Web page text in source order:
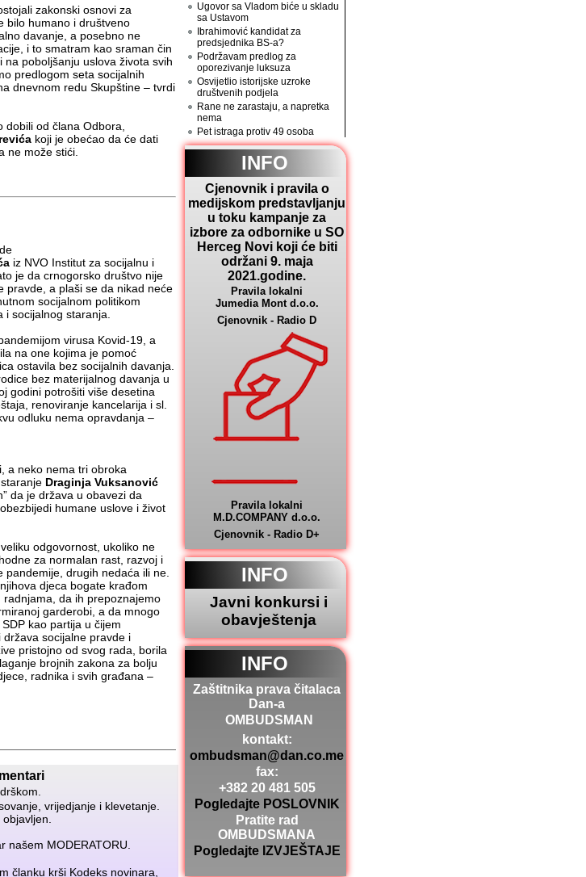
zakonski osnovi za
bilo humano i društveno
davanje, a posebno ne
i to smatram kao sraman čin
na poboljšanju uslova života svih
predlogom seta socijalnih
dnevnom redu Skupštine – tvrdi
od člana Odbora,
koji je obećao da će dati
ne može stići.
iz NVO Institut za socijalnu i
je da crnogorsko društvo nije
pravde, a plaši se da nikad neće
socijalnom politikom
socijalnog staranja.
virusa Kovid-19, a
na one kojima je pomoć
ostavila bez socijalnih davanja.
bez materijalnog davanja u
godini potrošiti više desetina
renoviranje kancelarija i sl.
odluku nema opravdanja –
a neko nema tri obroka
Draginja Vuksanović
da je država u obavezi da
humane uslove i život
odgovornost, ukoliko ne
za normalan rast, razvoj i
drugih nedaća ili ne.
djeca bogate krađom
da ih prepoznajemo
garderobi, a da mnogo
kao partija u čijem
socijalne pravde i
pristojno od svog rada, borila
brojnih zakona za bolju
radnika i svih građana –
vrijedjanje i klevetanje.
našem MODERATORU
članku krši Kodeks novinara,
Ugovor sa Vladom biće u skladu
sa Ustavom
Ibrahimović kandidat za
predsjednika BS-a?
Podržavam predlog za
oporezivanje luksuza
Osvijetlio istorijske uzroke
društvenih podjela
Rane ne zarastaju, a napretka
nema
Pet istraga protiv 49 osoba
INFO
Cjenovnik i pravila o
medijskom predstavljanju
u toku kampanje za
izbore za odbornike u SO
Herceg Novi koji će biti
održani 9. maja
2021.godine.
Pravila lokalni
Jumedia Mont d.o.o.
Cjenovnik - Radio D
Pravila lokalni
M.D.COMPANY d.o.o.
Cjenovnik - Radio D+
INFO
Javni konkursi i
obavještenja
INFO
Zaštitnika prava čitalaca
Dan-a
OMBUDSMAN
kontakt:
ombudsman@dan.co.me
fax:
+382 20 481 505
Pogledajte POSLOVNIK
Pratite rad
OMBUDSMANA
Pogledajte IZVJEŠTAJE